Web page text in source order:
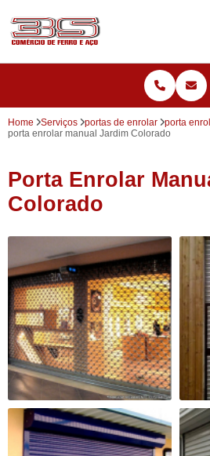
Home Serviços portas de enrolar
porta
porta enrolar manual Jardim Colorado
Porta Enrolar
Colorado